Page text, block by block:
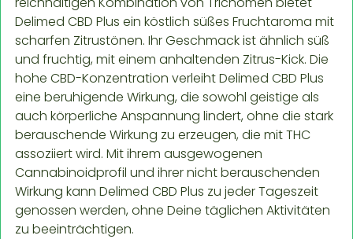
Delimed CBD Plus ein köstlich süßes Fruchtaroma mit
scharfen Zitrustönen. Ihr Geschmack ist ähnlich süß
und fruchtig, mit einem anhaltenden Zitrus-Kick. Die
hohe CBD-Konzentration verleiht Delimed CBD Plus
eine beruhigende Wirkung, die sowohl geistige als
auch körperliche Anspannung lindert, ohne die stark
berauschende Wirkung zu erzeugen, die mit THC
assoziiert wird. Mit ihrem ausgewogenen
Cannabinoidprofil und ihrer nicht berauschenden
Wirkung kann Delimed CBD Plus zu jeder Tageszeit
genossen werden, ohne Deine täglichen Aktivitäten
zu beeinträchtigen.